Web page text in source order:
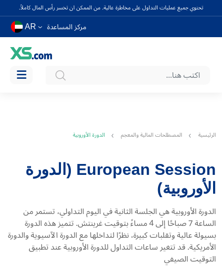
تحتوي جميع عمليات التداول على مخاطرة عالية. من الممكن ان تخسر رأس المال كاملاً.
مركز المساعدة AR
الرئيسية المصطلحات المالية والمعجم الدورة الأوروبية
European Session (الدورة
الأوروبية)
الدورة الأوروبية هي الجلسة الثانية في اليوم التداولي، تستمر من
الساعة 7 صباحًا إلى 4 مساءً بتوقيت غرينتش. تتميز هذه الدورة
بسيولة عالية وتقلبات كبيرة، نظرًا لتداخلها مع الدورة الآسيوية والدورة
الأمريكية. قد تتغير ساعات التداول للدورة الأوروبية عند تطبيق
التوقيت الصيفي